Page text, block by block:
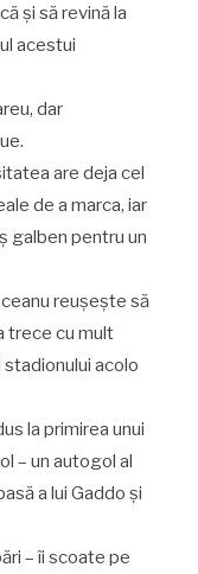
și să revină la
acestui
dar
are deja cel
de a marca, iar
galben pentru un
reușește să
trece cu mult
acolo
la primirea unui
– un autogol al
a lui Gaddo și
– îi scoate pe